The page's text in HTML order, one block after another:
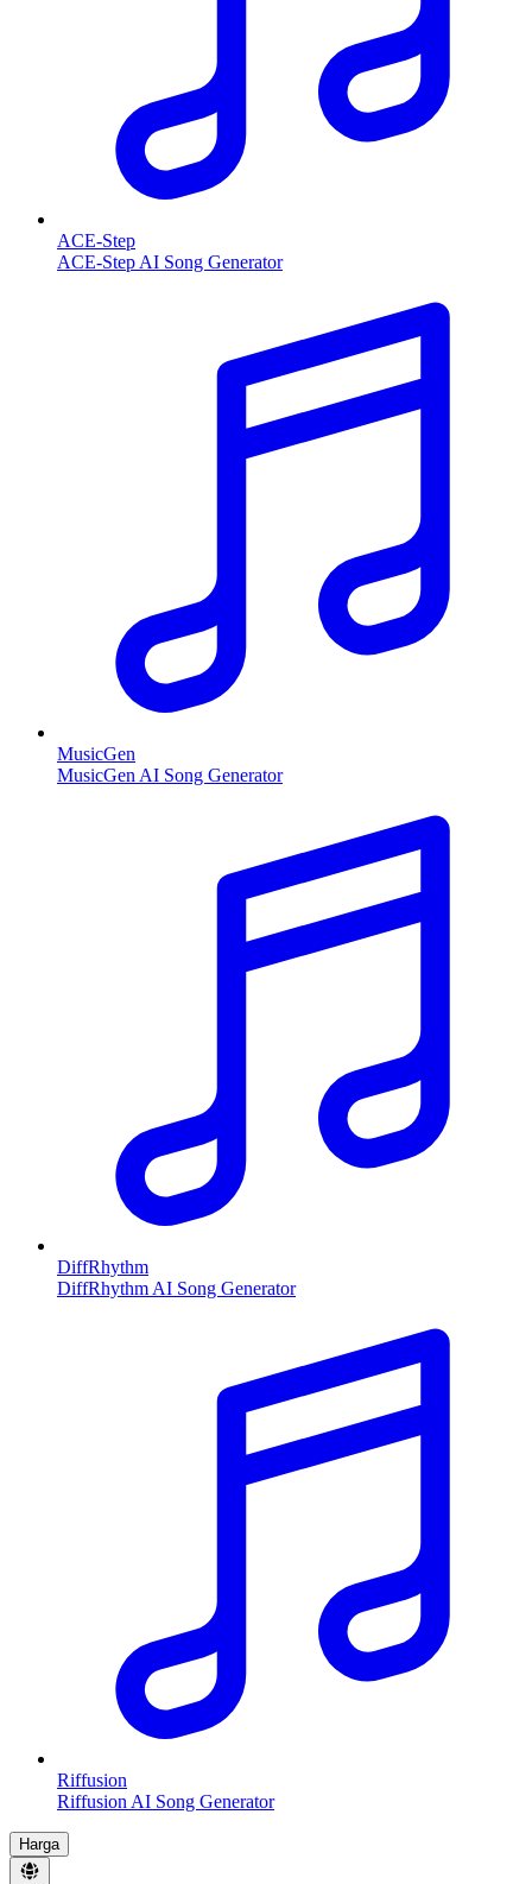
ACE-Step
ACE-Step AI Song Generator
MusicGen
MusicGen AI Song Generator
DiffRhythm
DiffRhythm AI Song Generator
Riffusion
Riffusion AI Song Generator
Harga